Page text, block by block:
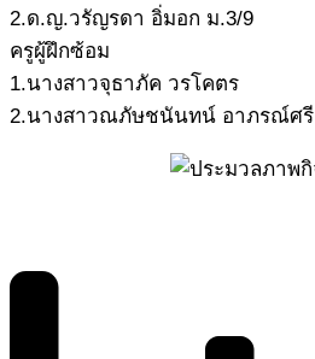
2.ด.ญ.วรัญรดา อิ่มอก ม.3/9
ครูผู้ฝึกซ้อม
1.นางสาวจุธาภัค วรโคตร
2.นางสาวณภัษชนันทน์ อาภรณ์ศรี